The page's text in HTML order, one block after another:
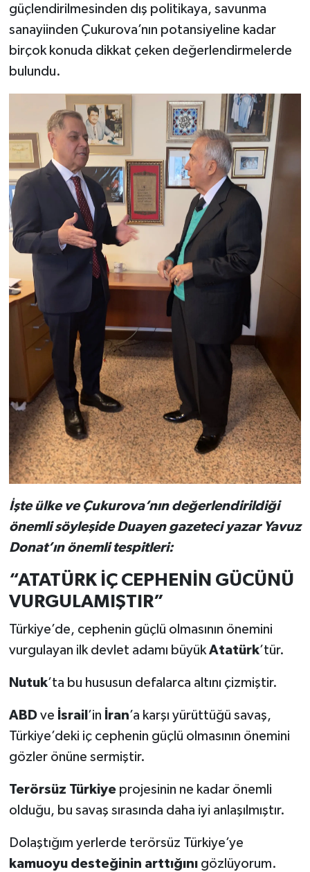
güçlendirilmesinden dış politikaya, savunma
sanayiinden Çukurova’nın potansiyeline kadar
birçok konuda dikkat çeken değerlendirmelerde
bulundu.
İşte ülke ve Çukurova’nın değerlendirildiği
önemli söyleşide Duayen gazeteci yazar Yavuz
Donat’ın önemli tespitleri:
“ATATÜRK İÇ CEPHENİN GÜCÜNÜ
VURGULAMIŞTIR”
Türkiye’de, cephenin güçlü olmasının önemini
vurgulayan ilk devlet adamı büyük Atatürk’tür.
Nutuk’ta bu hususun defalarca altını çizmiştir.
ABDve İsrail ’in İran’a karşı yürüttüğü savaş,
Türkiye’deki iç cephenin güçlü olmasının önemini
gözler önüne sermiştir.
Terörsüz Türkiyeprojesinin ne kadar önemli
olduğu, bu savaş sırasında daha iyi anlaşılmıştır.
Dolaştığım yerlerde terörsüz Türkiye’ye
kamuoyu desteğinin arttığını gözlüyorum.